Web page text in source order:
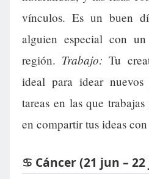
vínculos. Es un buen
alguien especial con
región. Trabajo: Tu
ideal para idear
tareas en las que
en compartir tus ideas
♋ Cáncer (21 jun –